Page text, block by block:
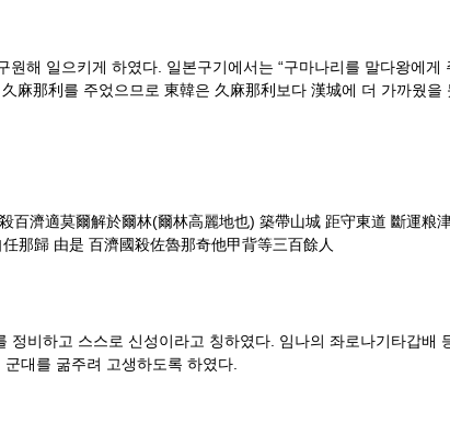
해 일으키게 하였다. 일본구기에서는 “구마나리를 말다왕에
那利를 주었으므로 東韓은 久麻那利보다 漢城에 더 가까웠을
濟適莫爾解於爾林(爾林高麗地也) 築帶山城 距守東道 斷運粮
那歸 由是 百濟國殺佐魯那奇他甲背等三百餘人
비하고 스스로 신성이라고 칭하였다. 임나의 좌로나기타갑배
대를 굶주려 고생하도록 하였다.